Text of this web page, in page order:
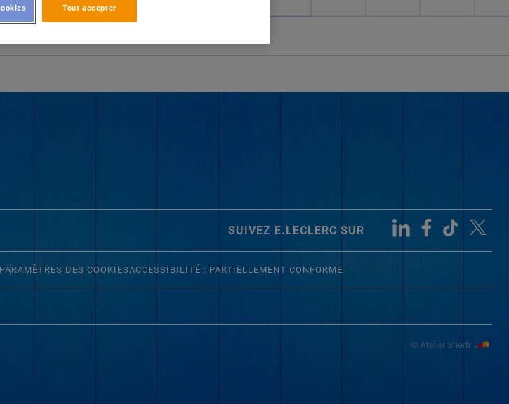
SUIVEZ E.LECLERC SUR
PARAMÈTRES DES COOKIESACCESSIBILITÉ : PARTIELLEMENT CONFORME
Tout accepter